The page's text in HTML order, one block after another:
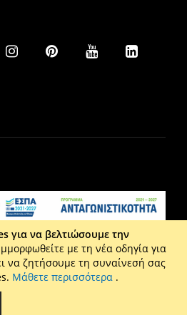
201 800 - Ε: eshop@maison.gr -
: 036110316000
All rights reserved.
για να βελτιώσουμε την
με τη νέα οδηγία για
να ζητήσουμε τη συναίνεσή σας
Μάθετε περισσότερα .